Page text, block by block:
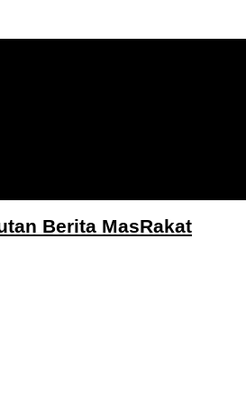
Berita MasRakat